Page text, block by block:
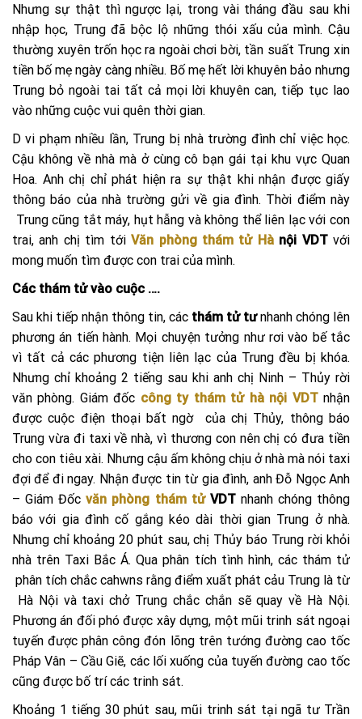
Nhưng sự thật thì ngược lại, trong vài tháng đầu sau khi
nhập học, Trung đã bộc lộ những thói xấu của mình. Cậu
thường xuyên trốn học ra ngoài chơi bời, tần suất Trung xin
tiền bố mẹ ngày càng nhiều. Bố mẹ hết lời khuyên bảo nhưng
Trung bỏ ngoài tai tất cả mọi lời khuyên can, tiếp tục lao
vào những cuộc vui quên thời gian.
D vi phạm nhiều lần, Trung bị nhà trường đình chỉ việc học.
Cậu không về nhà mà ở cùng cô bạn gái tại khu vực Quan
Hoa. Anh chị chỉ phát hiện ra sự thật khi nhận được giấy
thông báo của nhà trường gửi về gia đình. Thời điểm này
Trung cũng tắt máy, hụt hẫng và không thể liên lạc với con
trai, anh chị tìm tớiVăn phòng thám tử Hànội VDTvới
mong muốn tìm được con trai của mình.
Các thám tử vào cuộc ….
Sau khi tiếp nhận thông tin, các thám tử tưnhanh chóng lên
phương án tiến hành. Mọi chuyện tưởng như rơi vào bế tắc
vì tất cả các phương tiện liên lạc của Trung đều bị khóa.
Nhưng chỉ khoảng 2 tiếng sau khi anh chị Ninh – Thủy rời
văn phòng. Giám đốc công ty thám tử hà nội VDT nhận
được cuộc điện thoại bất ngờ của chị Thủy, thông báo
Trung vừa đi taxi về nhà, vì thương con nên chị có đưa tiền
cho con tiêu xài. Nhưng cậu ấm không chịu ở nhà mà nói taxi
đợi để đi ngay. Nhận được tin từ gia đình, anh Đỗ Ngọc Anh
– Giám Đốcvăn phòng thám tửVDT nhanh chóng thông
báo với gia đình cố gắng kéo dài thời gian Trung ở nhà.
Nhưng chỉ khoảng 20 phút sau, chị Thủy báo Trung rời khỏi
nhà trên Taxi Bắc Á. Qua phân tích tình hình, các thám tử
phân tích chắc cahwns rằng điểm xuất phát cảu Trung là từ
Hà Nội và taxi chở Trung chắc chắn sẽ quay về Hà Nội.
Phương án đối phó được xây dựng, một mũi trinh sát ngoại
tuyến được phân công đón lõng trên tướng đường cao tốc
Pháp Vân – Cầu Giẽ, các lối xuống của tuyến đường cao tốc
cũng được bố trí các trinh sát.
Khoảng 1 tiếng 30 phút sau, mũi trinh sát tại ngã tư Trần